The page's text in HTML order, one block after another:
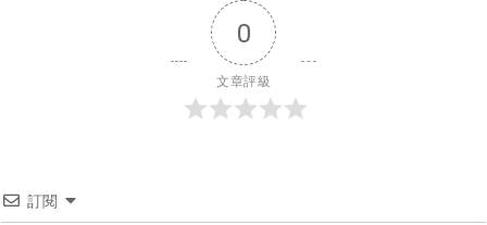
0
文章評級
訂閱